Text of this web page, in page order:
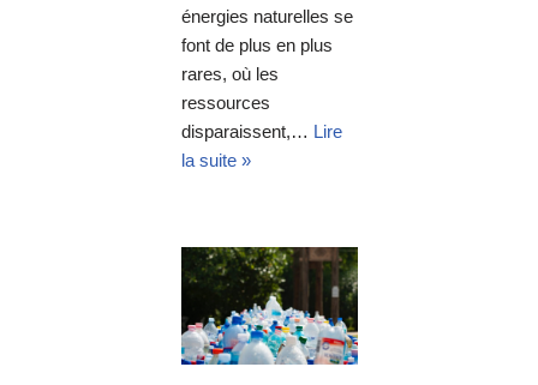
énergies naturelles se
font de plus en plus
rares, où les
ressources
disparaissent,… Lire
la suite »